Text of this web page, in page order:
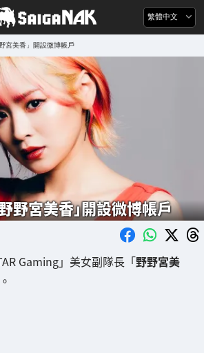
繁體中文
宮美香」開設微博帳戶
野宮美香」開設微博帳戶
Gaming」美女副隊長「野野宮美